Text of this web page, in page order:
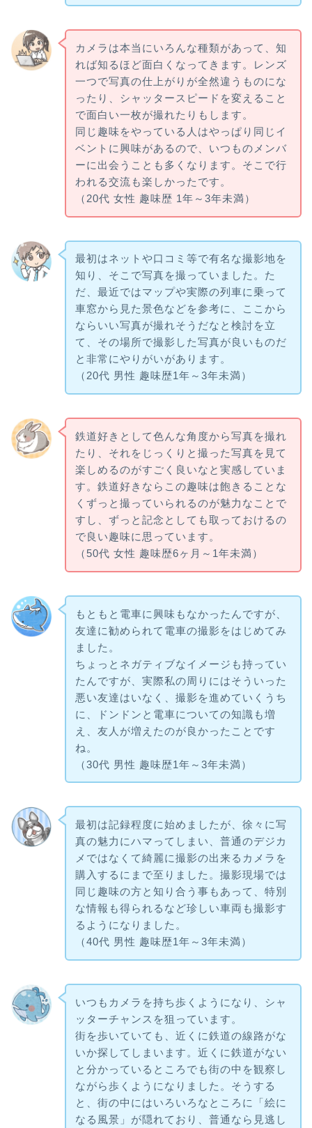
カメラは本当にいろんな種類があって、知
れば知るほど面白くなってきます。レンズ
一つで写真の仕上がりが全然違うものにな
ったり、シャッタースピードを変えること
で面白い一枚が撮れたりもします。
同じ趣味をやっている人はやっぱり同じイ
ベントに興味があるので、いつものメンバ
ーに出会うことも多くなります。そこで行
われる交流も楽しかったです。
（20代 女性 趣味歴 1年～3年未満）
最初はネットや口コミ等で有名な撮影地を
知り、そこで写真を撮っていました。た
だ、最近ではマップや実際の列車に乗って
車窓から見た景色などを参考に、ここから
ならいい写真が撮れそうだなと検討を立
て、その場所で撮影した写真が良いものだ
と非常にやりがいがあります。
（20代 男性 趣味歴1年～3年未満）
鉄道好きとして色んな角度から写真を撮れ
たり、それをじっくりと撮った写真を見て
楽しめるのがすごく良いなと実感していま
す。鉄道好きならこの趣味は飽きることな
くずっと撮っていられるのが魅力なことで
すし、ずっと記念としても取っておけるの
で良い趣味に思っています。
（50代 女性 趣味歴6ヶ月～1年未満）
もともと電車に興味もなかったんですが、
友達に勧められて電車の撮影をはじめてみ
ました。
ちょっとネガティブなイメージも持ってい
たんですが、実際私の周りにはそういった
悪い友達はいなく、撮影を進めていくうち
に、ドンドンと電車についての知識も増
え、友人が増えたのが良かったことです
ね。
（30代 男性 趣味歴1年～3年未満）
最初は記録程度に始めましたが、徐々に写
真の魅力にハマってしまい、普通のデジカ
メではなくて綺麗に撮影の出来るカメラを
購入するにまで至りました。撮影現場では
同じ趣味の方と知り合う事もあって、特別
な情報も得られるなど珍しい車両も撮影す
るようになりました。
（40代 男性 趣味歴1年～3年未満）
いつもカメラを持ち歩くようになり、シャ
ッターチャンスを狙っています。
街を歩いていても、近くに鉄道の線路がな
いか探してしまいます。近くに鉄道がない
と分かっているところでも街の中を観察し
ながら歩くようになりました。そうする
と、街の中にはいろいろなところに「絵に
なる風景」が隠れており、普通なら見逃し